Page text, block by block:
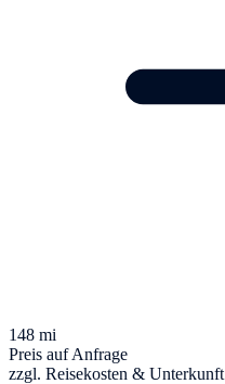
148 mi
Preis auf Anfrage
zzgl. Reisekosten & Unterkunft